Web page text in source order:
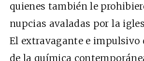
quienes también le
nupcias avaladas por la
El extravagante e impulsivo
de la química